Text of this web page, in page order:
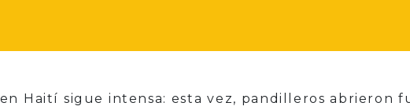
en Haití sigue intensa: esta vez, pandilleros abrieron